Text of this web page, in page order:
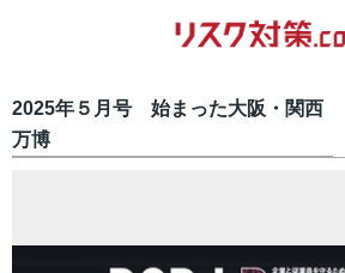
2025年５月号 始まった大阪・関西
万博